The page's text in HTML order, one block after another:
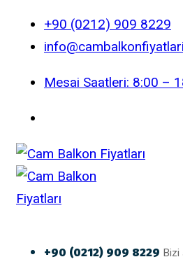
+90 (0212) 909 8229
Mesai Saatleri: 8:00 –
+90 (0212) 909 8229 Bizi